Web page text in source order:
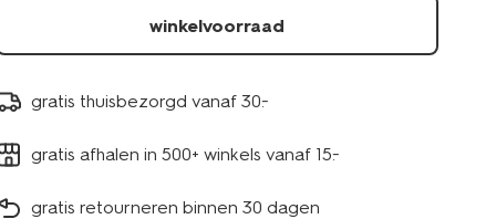
winkelvoorraad
gratis thuisbezorgd vanaf 30.-
gratis afhalen in 500+ winkels vanaf 15.-
gratis retourneren binnen 30 dagen